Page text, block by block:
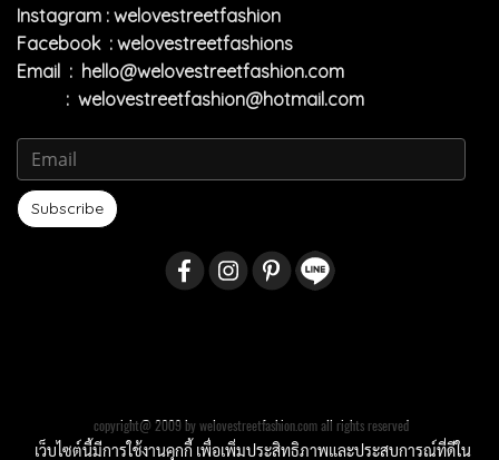
Instagram : welovestreetfashion
Facebook : welovestreetfashions
Email : hello@welovestreetfashion.com
: welovestreetfashion@hotmail.com
Subscribe
copyright@ 2009 by welovestreetfashion.com all rights reserved
เว็บไซต์นี้มีการใช้งานคุกกี้ เพื่อเพิ่มประสิทธิภาพและประสบการณ์ที่ดีใน